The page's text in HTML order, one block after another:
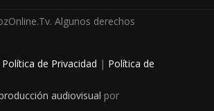
Algunos derechos
Política de Privacidad | Política de
audiovisual por